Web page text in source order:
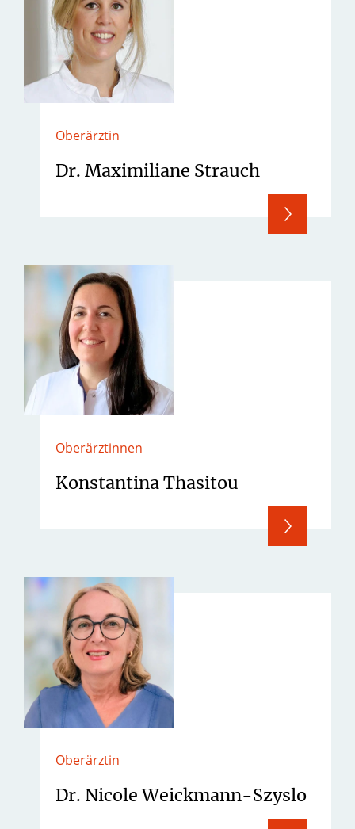
Oberärztin
Dr. Maximiliane Strauch
Oberärztinnen
Konstantina Thasitou
Oberärztin
Dr. Nicole Weickmann-Szyslo